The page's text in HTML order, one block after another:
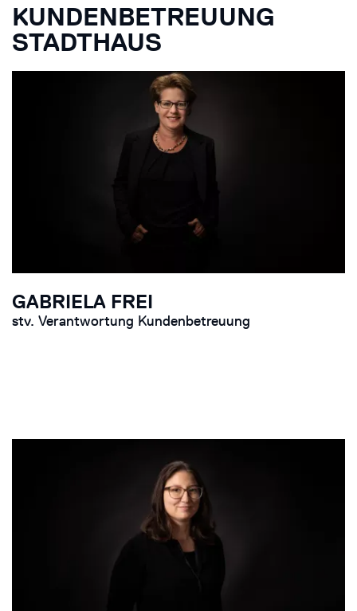
KUNDENBETREUUNG
STADTHAUS
GABRIELA FREI
stv. Verantwortung Kundenbetreuung